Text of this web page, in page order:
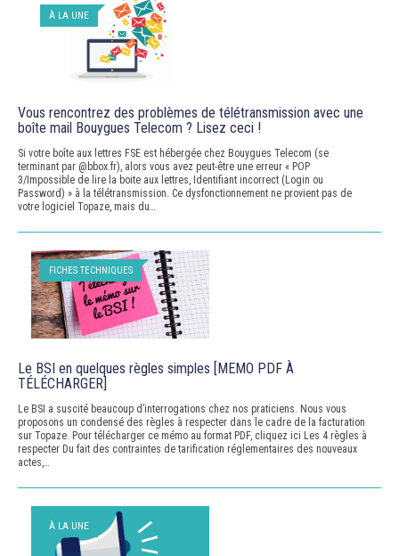
À LA UNE
Vous rencontrez des problèmes de télétransmission avec une
boîte mail Bouygues Telecom ? Lisez ceci !
Si votre boîte aux lettres FSE est hébergée chez Bouygues Telecom (se
terminant par @bbox.fr), alors vous avez peut-être une erreur « POP
3/Impossible de lire la boite aux lettres, Identifiant incorrect (Login ou
Password) » à la télétransmission. Ce dysfonctionnement ne provient pas de
votre logiciel Topaze, mais du…
FICHES TECHNIQUES
Le BSI en quelques règles simples [MEMO PDF À
TÉLÉCHARGER]
Le BSI a suscité beaucoup d’interrogations chez nos praticiens. Nous vous
proposons un condensé des règles à respecter dans le cadre de la facturation
sur Topaze. Pour télécharger ce mémo au format PDF, cliquez ici Les 4 règles à
respecter Du fait des contraintes de tarification réglementaires des nouveaux
actes,…
À LA UNE